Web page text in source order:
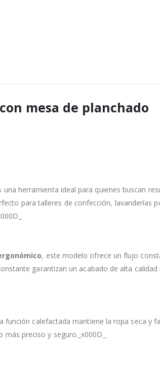
mesa de planchado
una herramienta ideal para quienes buscan
para talleres de confección, lavanderías
, este modelo ofrece un flujo
garantizan un acabado de alta
calefactada mantiene la ropa seca y
preciso y seguro._x000D_